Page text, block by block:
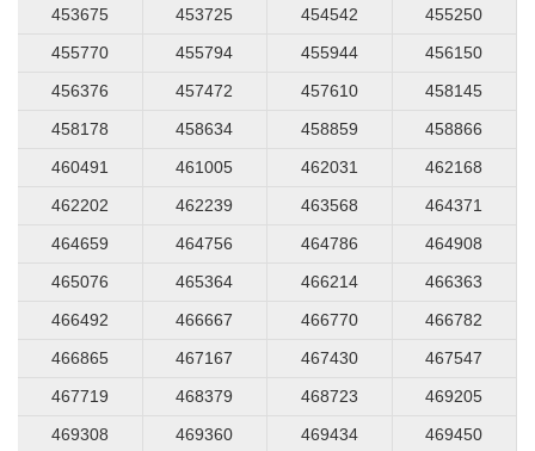
453675
453725 454542
455250
455770
455794 455944
456150
456376
457472 457610
458145
458178
458634 458859
458866
460491
461005 462031
462168
462202
462239 463568
464371
464659
464756 464786
464908
465076
465364 466214
466363
466492
466667 466770
466782
466865
467167 467430
467547
467719
468379 468723
469205
469308
469360 469434
469450